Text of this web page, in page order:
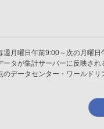
月曜日午前9:00～次の月曜日
タが集計サーバーに反映され
データセンター・ワールドリ